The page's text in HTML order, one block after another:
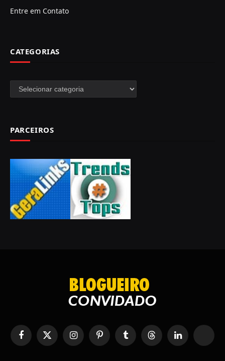
Entre em Contato
CATEGORIAS
Categorias
PARCEIROS
FacebookX
(Twitter)
InstagramPinterestTumblr Tópicos LinkedIn RSS